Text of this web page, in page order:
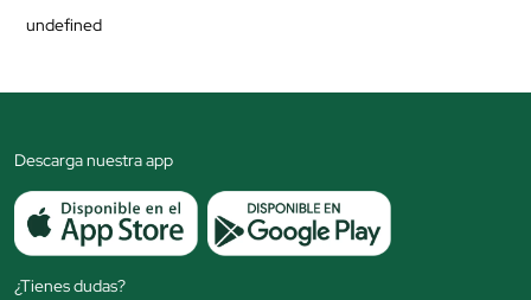
undefined
Descarga nuestra app
¿Tienes dudas?